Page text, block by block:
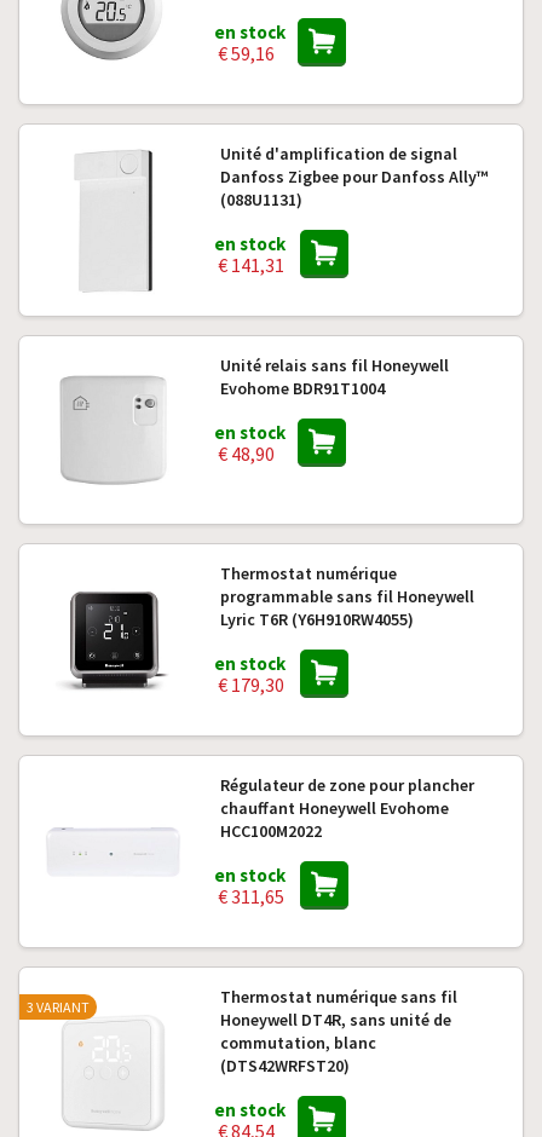
en stock
€ 59,16
Unité d'amplification de signal
Danfoss Zigbee pour Danfoss Ally™
(088U1131)
en stock
€ 141,31
Unité relais sans fil Honeywell
Evohome BDR91T1004
en stock
€ 48,90
Thermostat numérique
programmable sans fil Honeywell
Lyric T6R (Y6H910RW4055)
en stock
€ 179,30
Régulateur de zone pour plancher
chauffant Honeywell Evohome
HCC100M2022
en stock
€ 311,65
Thermostat numérique sans fil
Honeywell DT4R, sans unité de
commutation, blanc
(DTS42WRFST20)
en stock
€ 84,54
3 VARIANT